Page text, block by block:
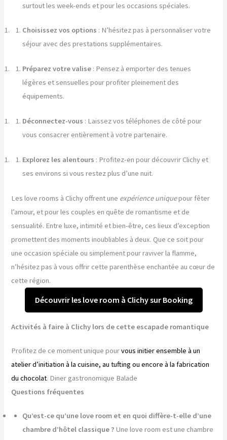
surtout les week-ends et pour les occasions spéciales.
Choisissez vos options : N’hésitez pas à personnaliser votre
séjour avec des prestations supplémentaires.
Préparez votre valise : Pensez à emporter des tenues
légères et sensuelles pour profiter pleinement des
équipements.
Déconnectez-vous : Laissez vos téléphones de côté pour
vous consacrer entièrement à votre partenaire.
Explorez les alentours : Profitez-en pour découvrir Clichy et
ses environs si vous restez plus d’une nuit.
Les love rooms à Clichy offrent une expérience uniquepour fêter
l’amour, et pour les couples en quête de romantisme et de
sensualité. Entre luxe, intimité et bien-être, ces lieux d’exception
promettent des moments inoubliables à deux. Que ce soit pour
une occasion spéciale ou simplement pour raviver la flamme,
n’hésitez pas à vous offrir cette parenthèse enchantée au cœur de
cette région.
Découvrir les love room à Clichy sur Booking
Activités à faire à Clichy lors de cette escapade romantique
Profitez de ce moment unique pourvous initier ensemble à un
atelier d’initiation à la cuisine, au tufting ou encore à la fabrication
du chocolat. Diner gastronomique Balade
Questions fréquentes
Qu’est-ce qu’une love room et en quoi diffère-t-elle d’une
chambre d’hôtel classique ? Une love room est une chambre